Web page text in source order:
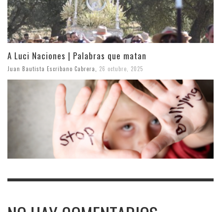
A Luci Naciones | Palabras que matan
Juan Bautista Escribano Cabrera 26 octubre, 2025